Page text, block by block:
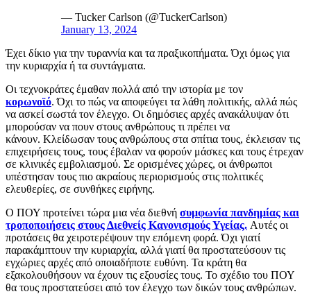
— Tucker Carlson (@TuckerCarlson)
January 13, 2024
Έχει δίκιο για την τυραννία και τα πραξικοπήματα. Όχι όμως για
την κυριαρχία ή τα συντάγματα.
Οι τεχνοκράτες έμαθαν πολλά από την ιστορία με τον
κορωνοϊό. Όχι το πώς να αποφεύγει τα λάθη πολιτικής, αλλά πώς
να ασκεί σωστά τον έλεγχο. Οι δημόσιες αρχές ανακάλυψαν ότι
μπορούσαν να πουν στους ανθρώπους τι πρέπει να
κάνουν. Κλείδωσαν τους ανθρώπους στα σπίτια τους, έκλεισαν τις
επιχειρήσεις τους, τους έβαλαν να φορούν μάσκες και τους έτρεχαν
σε κλινικές εμβολιασμού. Σε ορισμένες χώρες, οι άνθρωποι
υπέστησαν τους πιο ακραίους περιορισμούς στις πολιτικές
ελευθερίες, σε συνθήκες ειρήνης.
Ο ΠΟΥ προτείνει τώρα μια νέα διεθνή συμφωνία πανδημίας και
τροποποιήσεις στους Διεθνείς Κανονισμούς Υγείας. Αυτές οι
προτάσεις θα χειροτερέψουν την επόμενη φορά. Όχι γιατί
παρακάμπτουν την κυριαρχία, αλλά γιατί θα προστατεύσουν τις
εγχώριες αρχές από οποιαδήποτε ευθύνη. Τα κράτη θα
εξακολουθήσουν να έχουν τις εξουσίες τους. Το σχέδιο του ΠΟΥ
θα τους προστατεύσει από τον έλεγχο των δικών τους ανθρώπων.